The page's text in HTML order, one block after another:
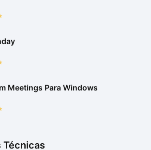
Meetings Para Windows